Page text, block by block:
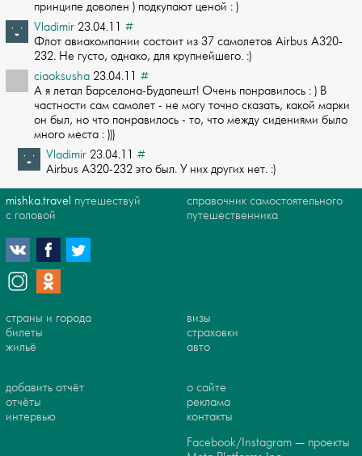
принципе доволен ) под­купают ценой : )
Vladimir 23.04.11 #
Флот авиакомпании состоит из 37 самолетов Airbus A320-
232. Не густо, однако, для ­крупнейшего. :)
ciaoksusha 23.04.11 #
А я летал Барселона-Будапешт! Очень понравилось : ) В
частности сам самолет - не ­могу точно сказать, какой марки
он был, но что понравилось - то, что между сидени­ями было
много места : )))
Vladimir 23.04.11 #
Airbus A320-232 это был. У них других нет. :)
mishka.travel путешествуй
с головой
справочник самостоятельного
путешественника
страны и города
билеты
жильё
визы
страховки
авто
добавить отчёт
отчёты
интервью
о сайте
реклама
контакты
Facebook/Instagram — проекты